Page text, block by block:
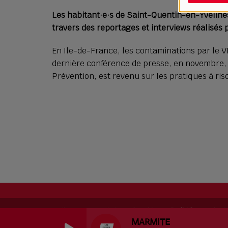
MARMITE
Les habitant·e·s de Saint-Quentin-en-
travers des reportages et interviews réalisés
En Ile-de-France, les contaminations par le
dernière conférence de presse, en
Prévention, est revenu sur les pratiques à
RadioKing © 2026 | Site radio créé avecRadioKing.